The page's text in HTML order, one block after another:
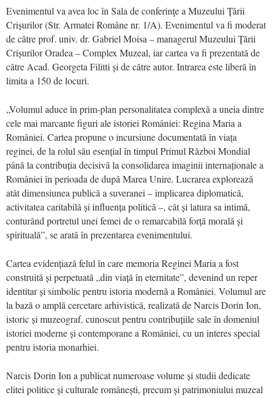
Evenimentul va avea loc în Sala de conferinţe a Muzeului Țării
Crișurilor (Str. Armatei Române nr. 1/A). Evenimentul va fi moderat
de către prof. univ. dr. Gabriel Moisa – managerul Muzeului Țării
Crișurilor Oradea – Complex Muzeal, iar cartea va fi prezentată de
către Acad. Georgeta Filitti și de către autor. Intrarea este liberă în
limita a 150 de locuri.
„Volumul aduce în prim-plan personalitatea complexă a uneia dintre
cele mai marcante figuri ale istoriei României: Regina Maria a
României. Cartea propune o incursiune documentată în viața
reginei, de la rolul său esențial în timpul Primul Război Mondial
până la contribuția decisivă la consolidarea imaginii internaționale a
României în perioada de după Marea Unire. Lucrarea explorează
atât dimensiunea publică a suveranei – implicarea diplomatică,
activitatea caritabilă și influența politică –, cât și latura sa intimă,
conturând portretul unei femei de o remarcabilă forță morală și
spirituală”, se arată în prezentarea evenimentului.
Cartea evidențiază felul în care memoria Reginei Maria a fost
construită și perpetuată „din viață în eternitate”, devenind un reper
identitar și simbolic pentru istoria modernă a României. Volumul are
la bază o amplă cercetare arhivistică, realizată de Narcis Dorin Ion,
istoric și muzeograf, cunoscut pentru contribuțiile sale în domeniul
istoriei moderne și contemporane a României, cu un interes special
pentru istoria monarhiei.
Narcis Dorin Ion a publicat numeroase volume și studii dedicate
elitei politice și culturale românești, precum și patrimoniului muzeal